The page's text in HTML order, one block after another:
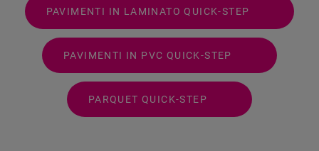
PAVIMENTI IN LAMINATO QUICK-STEP
PAVIMENTI IN PVC QUICK-STEP
PARQUET QUICK-STEP